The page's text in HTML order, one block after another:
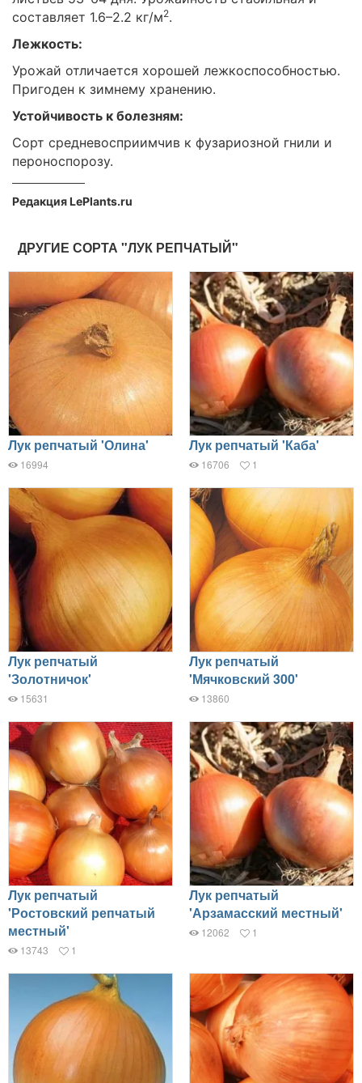
составляет 1.6–2.2 кг/м2.
Лежкость:
Урожай отличается хорошей лежкоспособностью.
Пригоден к зимнему хранению.
Устойчивость к болезням:
Сорт средневосприимчив к фузариозной гнили и
пероноспорозу.
Редакция LePlants.ru
ДРУГИЕ СОРТА "ЛУК РЕПЧАТЫЙ"
Лук репчатый 'Олина'
16994
Лук репчатый 'Каба'
16706 1
Лук репчатый
'Золотничок'
15631
Лук репчатый
'Мячковский 300'
13860
Лук репчатый
'Ростовский репчатый
местный'
13743 1
Лук репчатый
'Арзамасский местный'
12062 1